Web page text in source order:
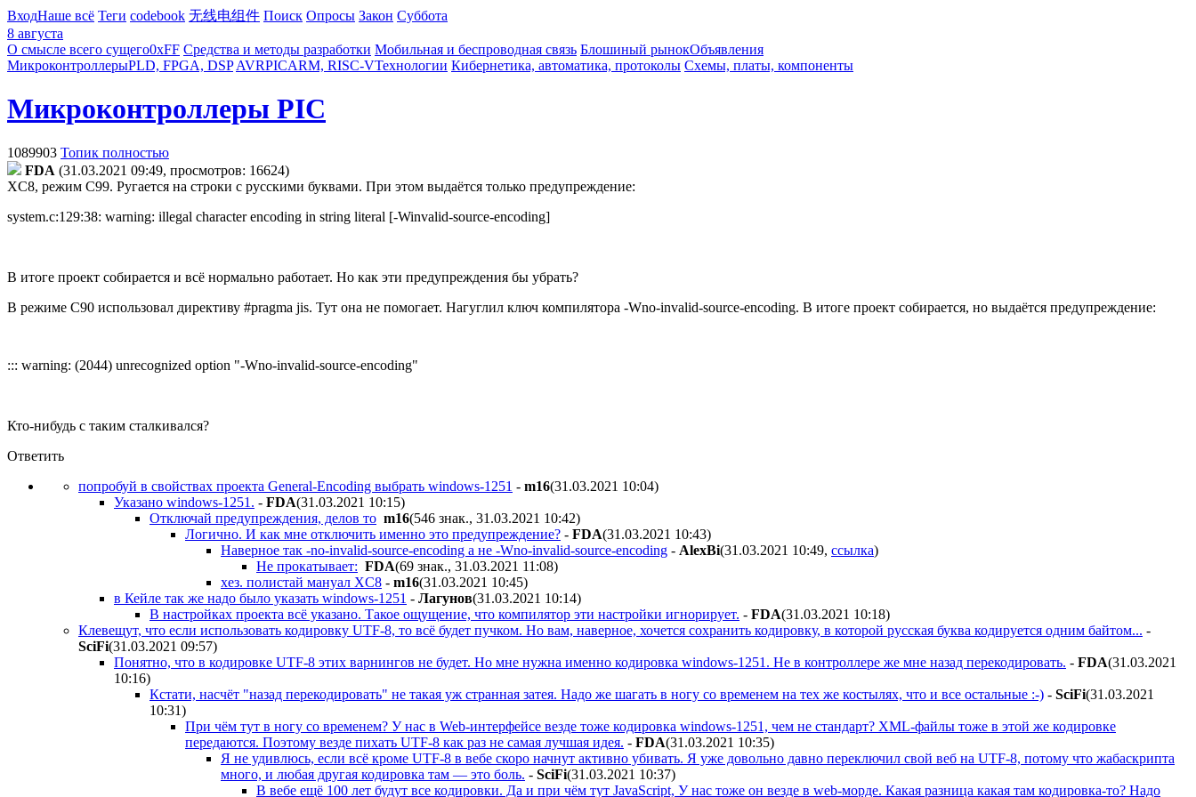
ВходНаше всё Теги codebook 无线电组件 Поиск Опросы Закон Суббота
8 августа
О смысле всего сущего0xFF Средства и методы разработки Мобильная и беспроводная связь Блошиный рынокОбъявления
МикроконтроллерыPLD, FPGA, DSP AVRPICARM, RISC-VТехнологии Кибернетика, автоматика, протоколы Схемы, платы, компоненты
Микроконтроллеры PIC
1089903 Топик полностью
FDA (31.03.2021 09:49, просмотров: 16624)
XC8, режим C99. Ругается на строки с русскими буквами. При этом выдаётся только предупреждение:
system.c:129:38: warning: illegal character encoding in string literal [-Winvalid-source-encoding]
В итоге проект собирается и всё нормально работает. Но как эти предупреждения бы убрать?
В режиме C90 использовал директиву #pragma jis. Тут она не помогает. Нагуглил ключ компилятора -Wno-invalid-source-encoding. В итоге проект собирается, но выдаётся предупреждение:
::: warning: (2044) unrecognized option "-Wno-invalid-source-encoding"
Кто-нибудь с таким сталкивался?
Ответить
попробуй в свойствах проекта General-Encoding выбрать windows-1251 - m16(31.03.2021 10:04)
Указано windows-1251. - FDA(31.03.2021 10:15)
Отключай предупреждения, делов то m16(546 знак., 31.03.2021 10:42)
Логично. И как мне отключить именно это предупреждение? - FDA(31.03.2021 10:43)
Наверное так -no-invalid-source-encoding а не -Wno-invalid-source-encoding - AlexBi(31.03.2021 10:49, ссылка)
Не прокатывает: FDA(69 знак., 31.03.2021 11:08)
хез. полистай мануал XC8 - m16(31.03.2021 10:45)
в Кейле так же надо было указать windows-1251 - Лaгyнoв(31.03.2021 10:14)
В настройках проекта всё указано. Такое ощущение, что компилятор эти настройки игнорирует. - FDA(31.03.2021 10:18)
Клевещут, что если использовать кодировку UTF-8, то всё будет пучком. Но вам, наверное, хочется сохранить кодировку, в которой русская буква кодируется одним байтом... -
SciFi(31.03.2021 09:57)
Понятно, что в кодировке UTF-8 этих варнингов не будет. Но мне нужна именно кодировка windows-1251. Не в контроллере же мне назад перекодировать. - FDA(31.03.2021
10:16)
Кстати, насчёт "назад перекодировать" не такая уж странная затея. Надо же шагать в ногу со временем на тех же костылях, что и все остальные :-) - SciFi(31.03.2021
10:31)
При чём тут в ногу со временем? У нас в Web-интерфейсе везде тоже кодировка windows-1251, чем не стандарт? XML-файлы тоже в этой же кодировке
передаются. Поэтому везде пихать UTF-8 как раз не самая лучшая идея. - FDA(31.03.2021 10:35)
Я не удивлюсь, если всё кроме UTF-8 в вебе скоро начнут активно убивать. Я уже довольно давно переключил свой веб на UTF-8, потому что жабаскрипта
много, и любая другая кодировка там — это боль. - SciFi(31.03.2021 10:37)
В вебе ещё 100 лет будут все кодировки. Да и при чём тут JavaScript, У нас тоже он везде в web-морде. Какая разница какая там кодировка-то? Надо